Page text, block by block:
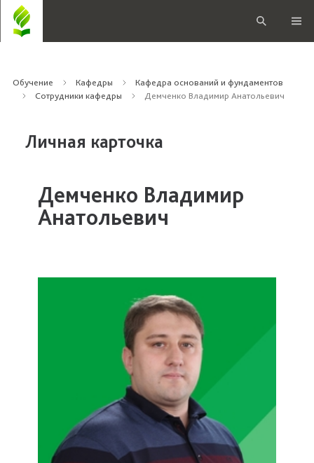
Обучение Кафедры
Кафедра оснований и фундаментов
Сотрудники кафедры
Демченко Владимир Анатольевич
Личная карточка
Демченко Владимир
Анатольевич